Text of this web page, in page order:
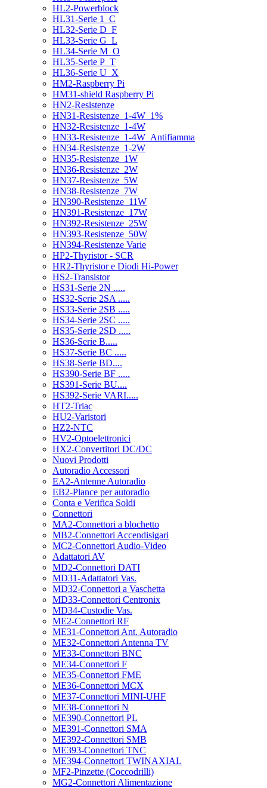
HL2-Powerblock
HL31-Serie 1_C
HL32-Serie D_F
HL33-Serie G_L
HL34-Serie M_O
HL35-Serie P_T
HL36-Serie U_X
HM2-Raspberry Pi
HM31-shield Raspberry Pi
HN2-Resistenze
HN31-Resistenze_1-4W_1%
HN32-Resistenze_1-4W
HN33-Resistenze_1-4W_Antifiamma
HN34-Resistenze_1-2W
HN35-Resistenze_1W
HN36-Resistenze_2W
HN37-Resistenze_5W
HN38-Resistenze_7W
HN390-Resistenze_11W
HN391-Resistenze_17W
HN392-Resistenze_25W
HN393-Resistenze_50W
HN394-Resistenze Varie
HP2-Thyristor - SCR
HR2-Thyristor e Diodi Hi-Power
HS2-Transistor
HS31-Serie 2N .....
HS32-Serie 2SA .....
HS33-Serie 2SB .....
HS34-Serie 2SC .....
HS35-Serie 2SD .....
HS36-Serie B.....
HS37-Serie BC .....
HS38-Serie BD....
HS390-Serie BF .....
HS391-Serie BU....
HS392-Serie VARI.....
HT2-Triac
HU2-Varistori
HZ2-NTC
HV2-Optoelettronici
HX2-Convertitori DC/DC
Nuovi Prodotti
Autoradio Accessori
EA2-Antenne Autoradio
EB2-Plance per autoradio
Conta e Verifica Soldi
Connettori
MA2-Connettori a blochetto
MB2-Connettori Accendisigari
MC2-Connettori Audio-Video
Adattatori AV
MD2-Connettori DATI
MD31-Adattatori Vas.
MD32-Connettori a Vaschetta
MD33-Connettori Centronix
MD34-Custodie Vas.
ME2-Connettori RF
ME31-Connettori Ant. Autoradio
ME32-Connettori Antenna TV
ME33-Connettori BNC
ME34-Connettori F
ME35-Connettori FME
ME36-Connettori MCX
ME37-Connettori MINI-UHF
ME38-Connettori N
ME390-Connettori PL
ME391-Connettori SMA
ME392-Connettori SMB
ME393-Connettori TNC
ME394-Connettori TWINAXIAL
MF2-Pinzette (Coccodrilli)
MG2-Connettori Alimentazione